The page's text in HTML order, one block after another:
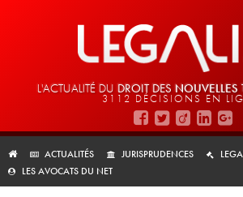
L'ACTUALITÉ DU DROIT DES NOUVELLES
3112 DÉCISIONS EN
ACTUALITÉS JURISPRUDENCES
LES AVOCATS DU NET